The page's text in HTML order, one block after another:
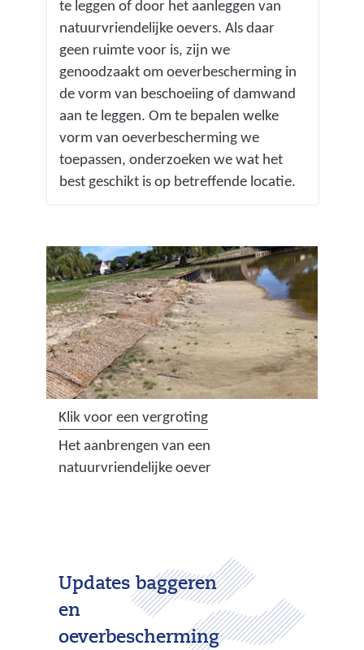
v
o
r
d
e
n
_
1
.
g
)
te leggen of door het aanleggen van
natuurvriendelijke oevers. Als daar
geen ruimte voor is, zijn we
genoodzaakt om oeverbescherming in
de vorm van beschoeiing of damwand
aan te leggen. Om te bepalen welke
vorm van oeverbescherming we
toepassen, onderzoeken we wat het
best geschikt is op betreffende locatie.
Klik voor een vergroting(
a
f
d
i
n
g
Het aanbrengen van een
natuurvriendelijke oever
Updates baggeren
en
oeverbescherming